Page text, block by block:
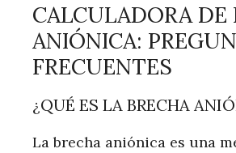
CALCULADORA DE
ANIÓNICA:
FRECUENTES
¿QUÉ ES LA BRECHA
La brecha aniónica es una